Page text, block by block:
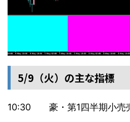
5/9（火）の主な指標
10:30 豪・第1四半期小売